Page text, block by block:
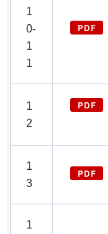
1
0-
1
1
1
2
1
3
1